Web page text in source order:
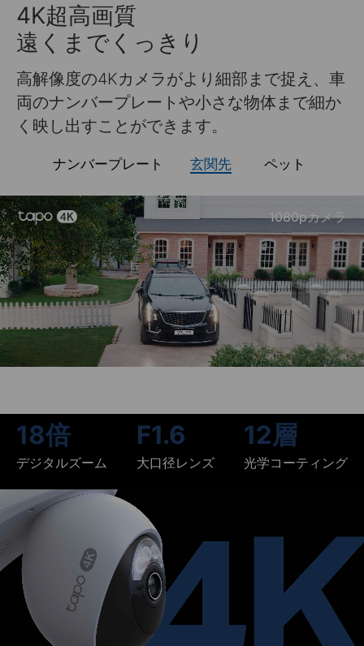
4K超高画質
遠くまでくっきり
高解像度の4Kカメラがより細部まで捉え、車
両のナンバープレートや小さな物体まで細か
く映し出すことができます。
ナンバープレート 玄関先 ペット
ライブ
18倍
デジタルズーム
F1.6
大口径レンズ
12層
光学コーティング